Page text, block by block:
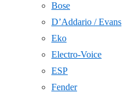
Bose
D’Addario / Evans
Eko
Electro-Voice
ESP
Fender